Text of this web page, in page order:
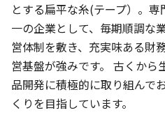
とする扁平な糸(テープ）。
一の企業として、毎期順調な
営体制を敷き、充実味ある財
営基盤が強みです。 古くか
品開発に積極的に取り組んで
くりを目指しています。